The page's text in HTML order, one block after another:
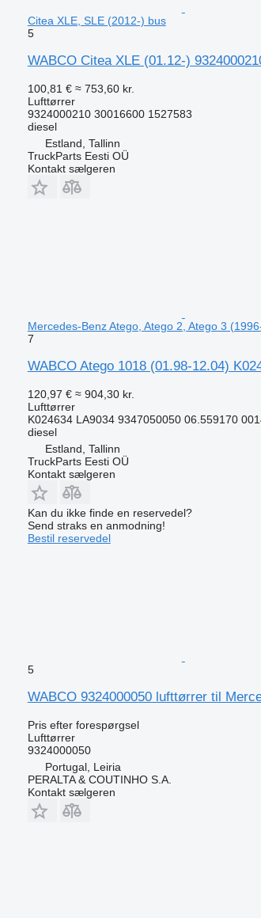
Citea XLE, SLE (2012-) bus
5
WABCO Citea XLE (01.12-)
100,81 € ≈ 753,60 kr.
Lufttørrer
9324000210 30016600 1527583
diesel
Estland, Tallinn
TruckParts Eesti OÜ
Kontakt sælgeren
Mercedes-Benz Atego, Atego 2, Atego 3
7
WABCO Atego 1018 (01.98-12.04)
120,97 € ≈ 904,30 kr.
Lufttørrer
K024634 LA9034 9347050050 06.559170
diesel
Estland, Tallinn
TruckParts Eesti OÜ
Kontakt sælgeren
Kan du ikke finde en reservedel?
Send straks en anmodning!
Bestil reservedel
5
WABCO 9324000050 lufttørrer til
Pris efter forespørgsel
Lufttørrer
9324000050
Portugal, Leiria
PERALTA & COUTINHO S.A.
Kontakt sælgeren